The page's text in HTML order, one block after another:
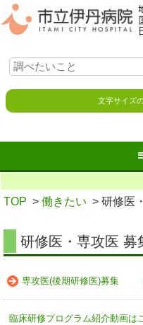
文字サイズ
TOP > 働きたい > 研修医
研修医・専攻医 募
専攻医(後期研修医)募集
臨床研修プログラム紹介動画は